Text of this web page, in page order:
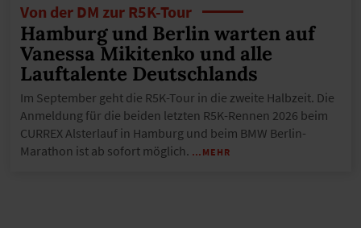
Von der DM zur R5K-Tour
Hamburg und Berlin warten auf
Vanessa Mikitenko und alle
Lauftalente Deutschlands
Im September geht die R5K-Tour in die zweite Halbzeit. Die
Anmeldung für die beiden letzten R5K-Rennen 2026 beim
CURREX Alsterlauf in Hamburg und beim BMW Berlin-
Marathon ist ab sofort möglich. …MEHR